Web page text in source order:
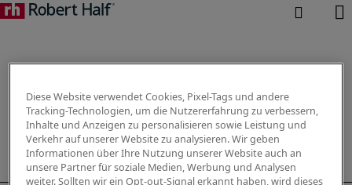
Diese Website verwendet Cookies, Pixel-Tags und andere
Tracking-Technologien, um die Nutzererfahrung zu verbessern,
Inhalte und Anzeigen zu personalisieren sowie Leistung und
Verkehr auf unserer Website zu analysieren. Wir geben
Informationen über Ihre Nutzung unserer Website auch an
unsere Partner für soziale Medien, Werbung und Analysen
weiter. Sollten wir ein Opt-out-Signal erkannt haben, wird dieses